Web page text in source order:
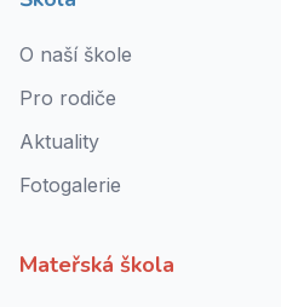
O naší škole
Pro rodiče
Aktuality
Fotogalerie
Mateřská škola